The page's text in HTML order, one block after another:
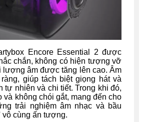
Encore Essential 2 được
chắn, không có hiện tượng vỡ
lượng âm được tăng lên cao. Âm
giúp tách biệt giọng hát và
tự nhiên và chi tiết. Trong khi đó,
và không chói gắt, mang đến cho
trải nghiệm âm nhạc và bầu
vô cùng ấn tượng.